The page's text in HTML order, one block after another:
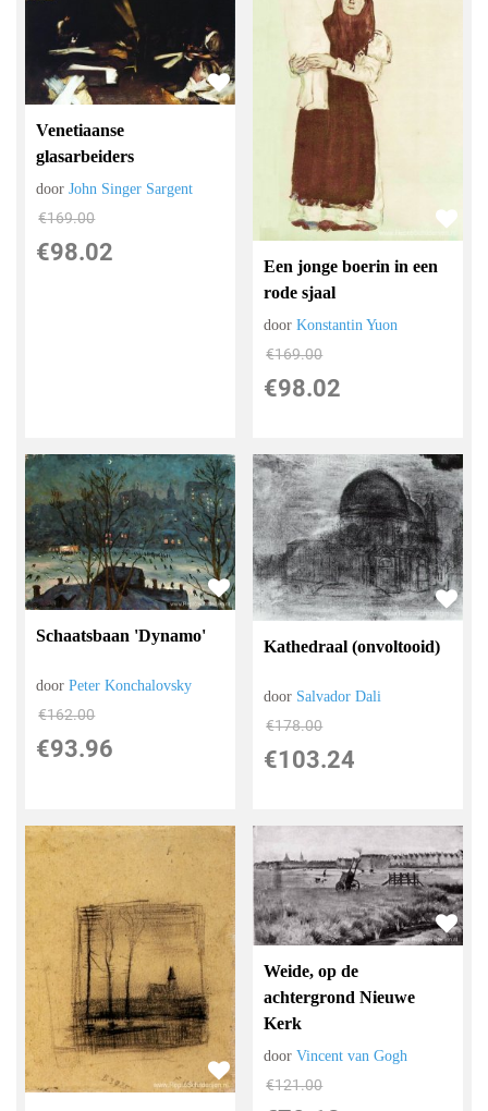
Venetiaanse
glasarbeiders
doorJohn Singer Sargent
€169.00
€98.02
Een jonge boerin in een
rode sjaal
doorKonstantin Yuon
€169.00
€98.02
Schaatsbaan 'Dynamo'
doorPeter Konchalovsky
€162.00
€93.96
Kathedraal (onvoltooid)
door Salvador Dali
€178.00
€103.24
Weide, op de
achtergrond Nieuwe
Kerk
doorVincent van Gogh
€121.00